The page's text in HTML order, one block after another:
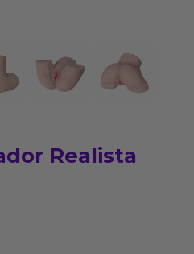
Realista